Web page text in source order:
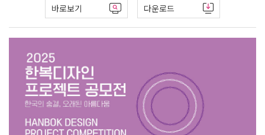
바로보기
다운로드